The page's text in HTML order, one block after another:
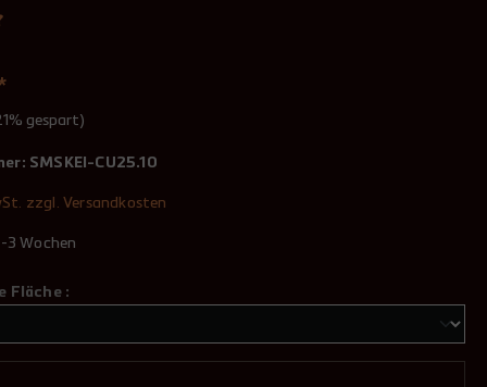
gespart)
SMSKEI-CU25.10
zzgl. Versandkosten
3 Wochen
Fläche :